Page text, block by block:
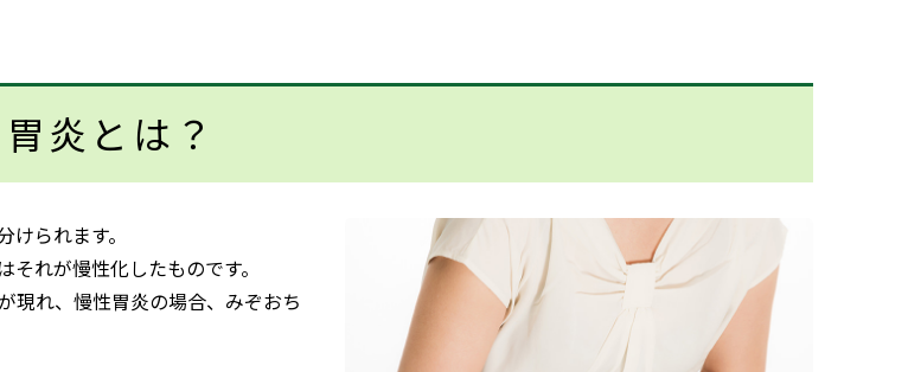
胃炎とは？
られます。
れが慢性化したものです。
現れ、慢性胃炎の場合、みぞおち